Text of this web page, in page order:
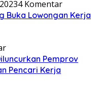
4 Komentar
Buka Lowongan Kerja
Pemprov
Pencari Kerja